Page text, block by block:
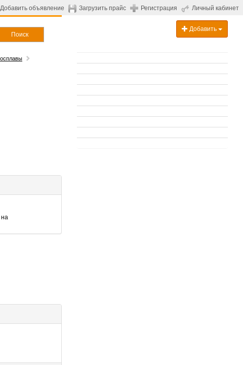
Добавить объявление Загрузить прайс Регистрация Личный кабинет
Поиск
Добавить
на